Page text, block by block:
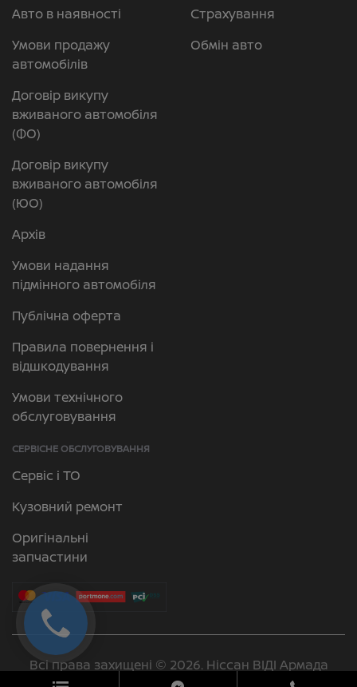
Авто в наявності
Умови продажу
автомобілів
Договір викупу
вживаного автомобіля
(ФО)
Договір викупу
вживаного автомобіля
(ЮО)
Архів
Умови надання
підмінного автомобіля
Публічна оферта
Правила повернення і
відшкодування
Умови технічного
обслуговування
Страхування
Обмін авто
СЕРВІСНЕ ОБСЛУГОВУВАННЯ
Сервіс і ТО
Кузовний ремонт
Оригінальні
запчастини
Всі права захищені © 2026. Ніссан ВІДІ Армада